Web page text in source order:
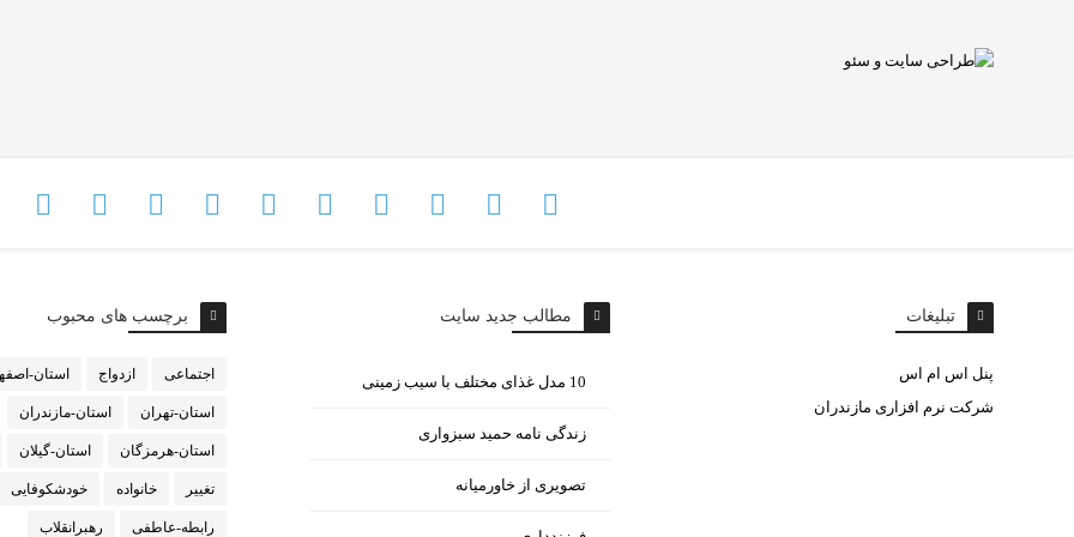
برچسب های محبوب
اجتماعی ازدواج استان-
استان-تهران استان-مازندران
استان-هرمزگان استان-گیلان
تغییر خانواده خودشکوفایی
رابطه-عاطفی رهبرانقلاب
مطالب جدید سایت
10 مدل غذای مختلف با سیب زمینی
زندگی نامه حمید سبزواری
تصویری از خاورمیانه
تبلیغات
پنل اس ام اس
شرکت نرم افزاری مازندران